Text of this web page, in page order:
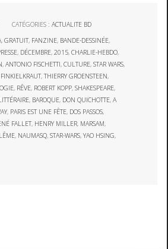
CATÉGORIES :ACTUALITE BD
,GRATUIT, FANZINE, BANDE-DESSINÉE,
, DÉCEMBRE,2015,CHARLIE-HEBDO,
,ANTONIO FISCHETTI,CULTURE,STAR WARS,
FINKIELKRAUT,THIERRY GROENSTEEN,
, RÊVE, ROBERT KOPP,SHAKESPEARE,
, BAROQUE, DON QUICHOTTE,A
, PARIS EST UNE FÊTE, DOS PASSOS,
FALLET, HENRY MILLER, MARSAM,
, NAUMASQ,STAR-WARS,YAO HSING,